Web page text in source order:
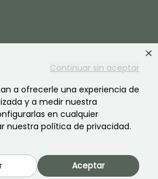
Continuar sin aceptar
a ofrecerle una experiencia de
y a medir nuestra
en cualquier
nuestra política de privacidad.
Aceptar
y condiciones
Política de privacidad
familiar al servicio de todos los